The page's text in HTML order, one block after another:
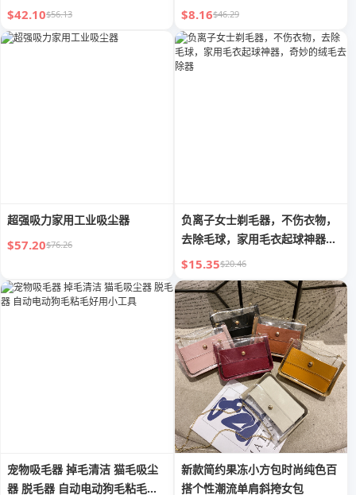
$42.10$56.13
神器
$8.16$46.29
超强吸力家用工业吸尘器
$57.20$76.26
负离子女士剃毛器，不伤衣物，
去除毛球，家用毛衣起球神器，
奇妙的绒毛去除器
$15.35$20.46
宠物吸毛器 掉毛清洁 猫毛吸尘
器 脱毛器 自动电动狗毛粘毛好
新款简约果冻小方包时尚纯色百
搭个性潮流单肩斜挎女包